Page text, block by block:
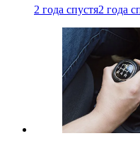
2 года спустя2 года